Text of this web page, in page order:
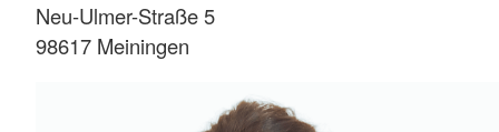
Neu-Ulmer-Straße 5
98617 Meiningen